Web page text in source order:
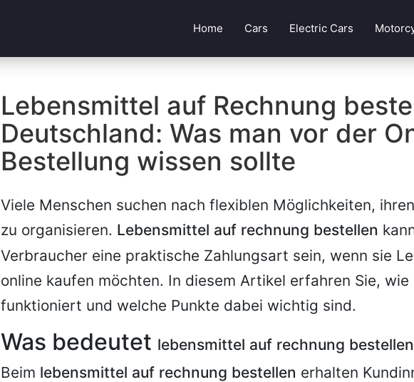
Home Cars Electric Cars
Lebensmittel auf Rechnung
Deutschland: Was man vor der
Bestellung wissen sollte
Viele Menschen suchen nach flexiblen Möglichkeiten,
zu organisieren. Lebensmittel auf rechnung bestellen
Verbraucher eine praktische Zahlungsart sein, wenn sie
online kaufen möchten. In diesem Artikel erfahren Sie, wie
funktioniert und welche Punkte dabei wichtig sind.
Was bedeutet lebensmittel auf rechnung bestellen
Beim lebensmittel auf rechnung bestellen erhalten